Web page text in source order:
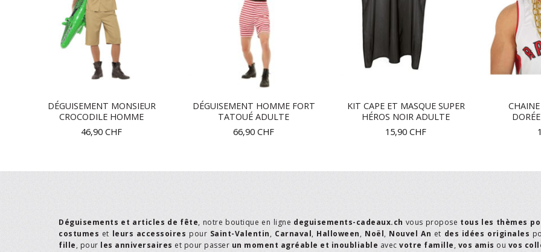
DÉGUISEMENT MONSIEUR
CROCODILE HOMME
46,90 CHF
DÉGUISEMENT HOMME FORT
TATOUÉ ADULTE
66,90 CHF
KIT CAPE ET MASQUE SUPER
HÉROS NOIR ADULTE
15,90 CHF
Déguisements et articles de fête, notre boutique en ligne deguisements-cadeaux.ch vous propose tous les thèmes
costumes et leurs accessoires pour Saint-Valentin, Carnaval, Halloween, Noël, Nouvel An et des idées originales
fille, pour les anniversaires et pour passer un moment agréable et inoubliable avec votre famille, vos amis ou vos